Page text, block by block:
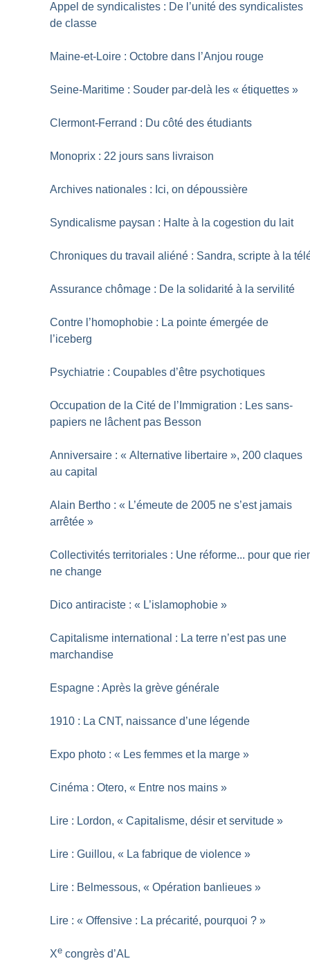
Appel de syndicalistes : De l’unité des syndicalistes
de classe
Maine-et-Loire : Octobre dans l’Anjou rouge
Seine-Maritime : Souder par-delà les « étiquettes »
Clermont-Ferrand : Du côté des étudiants
Monoprix : 22 jours sans livraison
Archives nationales : Ici, on dépoussière
Syndicalisme paysan : Halte à la cogestion du lait
Chroniques du travail aliéné : Sandra, scripte à la
Assurance chômage : De la solidarité à la servilité
Contre l’homophobie : La pointe émergée de
l’iceberg
Psychiatrie : Coupables d’être psychotiques
Occupation de la Cité de l’Immigration : Les sans-
papiers ne lâchent pas Besson
Anniversaire : « Alternative libertaire », 200 claques
au capital
Alain Bertho : « L’émeute de 2005 ne s’est jamais
arrêtée »
Collectivités territoriales : Une réforme... pour que
ne change
Dico antiraciste : « L’islamophobie »
Capitalisme international : La terre n’est pas une
marchandise
Espagne : Après la grève générale
1910 : La CNT, naissance d’une légende
Expo photo : « Les femmes et la marge »
Cinéma : Otero, « Entre nos mains »
Lire : Lordon, « Capitalisme, désir et servitude »
Lire : Guillou, « La fabrique de violence »
Lire : Belmessous, « Opération banlieues »
Lire : « Offensive : La précarité, pourquoi ? »
Xe congrès d’AL